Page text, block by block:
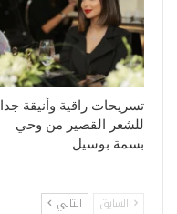
تسريحات راقية وأنيقة جدا
للشعر القصير من وحي
بسمة بوسيل
السابق التالي